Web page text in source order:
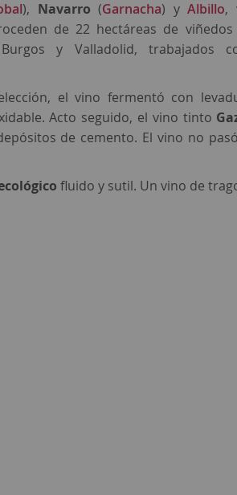
), Navarro (Garnacha) yAlbillo,
de 22 hectáreas de
y Valladolid, trabajados
el vino fermentó con
Acto seguido, el vino tinto
de cemento. El vino no
fluido y sutil. Un vino de